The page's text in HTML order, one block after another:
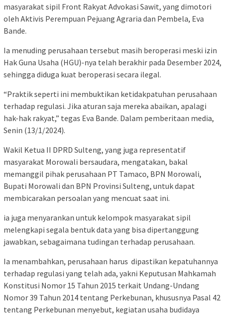
masyarakat sipil Front Rakyat Advokasi Sawit, yang dimotori
oleh Aktivis Perempuan Pejuang Agraria dan Pembela, Eva
Bande.
Ia menuding perusahaan tersebut masih beroperasi meski izin
Hak Guna Usaha (HGU)-nya telah berakhir pada Desember 2024,
sehingga diduga kuat beroperasi secara ilegal.
“Praktik seperti ini membuktikan ketidakpatuhan perusahaan
terhadap regulasi. Jika aturan saja mereka abaikan, apalagi
hak-hak rakyat,” tegas Eva Bande. Dalam pemberitaan media,
Senin (13/1/2024).
Wakil Ketua II DPRD Sulteng, yang juga representatif
masyarakat Morowali bersaudara, mengatakan, bakal
memanggil pihak perusahaan PT Tamaco, BPN Morowali,
Bupati Morowali dan BPN Provinsi Sulteng, untuk dapat
membicarakan persoalan yang mencuat saat ini.
ia juga menyarankan untuk kelompok masyarakat sipil
melengkapi segala bentuk data yang bisa dipertanggung
jawabkan, sebagaimana tudingan terhadap perusahaan.
Ia menambahkan, perusahaan harus dipastikan kepatuhannya
terhadap regulasi yang telah ada, yakni Keputusan Mahkamah
Konstitusi Nomor 15 Tahun 2015 terkait Undang-Undang
Nomor 39 Tahun 2014 tentang Perkebunan, khususnya Pasal 42
tentang Perkebunan menyebut, kegiatan usaha budidaya